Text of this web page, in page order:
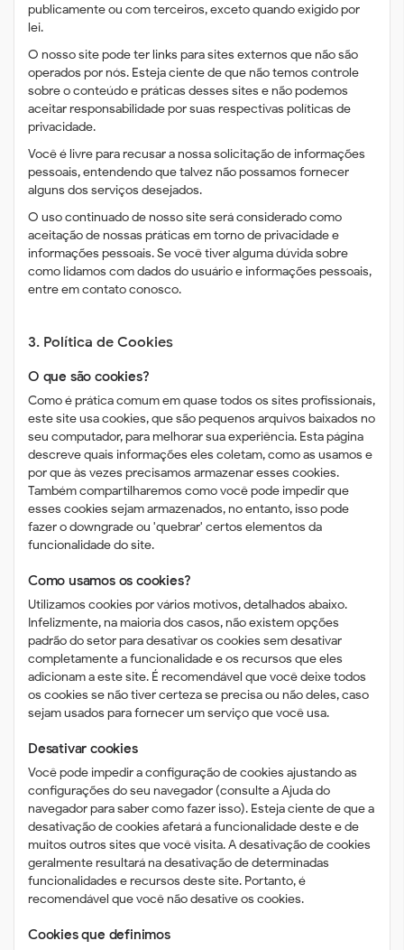
publicamente ou com terceiros, exceto quando exigido por
lei.
O nosso site pode ter links para sites externos que não são
operados por nós. Esteja ciente de que não temos controle
sobre o conteúdo e práticas desses sites e não podemos
aceitar responsabilidade por suas respectivas políticas de
privacidade.
Você é livre para recusar a nossa solicitação de informações
pessoais, entendendo que talvez não possamos fornecer
alguns dos serviços desejados.
O uso continuado de nosso site será considerado como
aceitação de nossas práticas em torno de privacidade e
informações pessoais. Se você tiver alguma dúvida sobre
como lidamos com dados do usuário e informações pessoais,
entre em contato conosco.
3. Política de Cookies
O que são cookies?
Como é prática comum em quase todos os sites profissionais,
este site usa cookies, que são pequenos arquivos baixados no
seu computador, para melhorar sua experiência. Esta página
descreve quais informações eles coletam, como as usamos e
por que às vezes precisamos armazenar esses cookies.
Também compartilharemos como você pode impedir que
esses cookies sejam armazenados, no entanto, isso pode
fazer o downgrade ou 'quebrar' certos elementos da
funcionalidade do site.
Como usamos os cookies?
Utilizamos cookies por vários motivos, detalhados abaixo.
Infelizmente, na maioria dos casos, não existem opções
padrão do setor para desativar os cookies sem desativar
completamente a funcionalidade e os recursos que eles
adicionam a este site. É recomendável que você deixe todos
os cookies se não tiver certeza se precisa ou não deles, caso
sejam usados ​​para fornecer um serviço que você usa.
Desativar cookies
Você pode impedir a configuração de cookies ajustando as
configurações do seu navegador (consulte a Ajuda do
navegador para saber como fazer isso). Esteja ciente de que a
desativação de cookies afetará a funcionalidade deste e de
muitos outros sites que você visita. A desativação de cookies
geralmente resultará na desativação de determinadas
funcionalidades e recursos deste site. Portanto, é
recomendável que você não desative os cookies.
Cookies que definimos